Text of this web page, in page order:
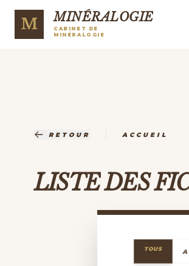
M MINÉRALOGIE
CABINET DE
MINÉRALOGIE
RETOUR ACCUEIL
LISTE DES
TOUS A